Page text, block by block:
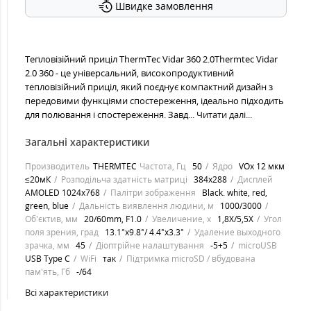
Швидке замовлення
Тепловізійний приціл ThermTec Vidar 360 2.0Thermtec Vidar
2.0 360 - це універсальний, високопродуктивний
тепловізійний приціл, який поєднує компактний дизайн з
передовими функціями спостереження, ідеально підходить
для полювання і спостереження. Завд... Читати далі...
Загальні характеристики
Производитель THERMTEC Частота, Гц 50 Ядро VOx 12 мкм
≤20мК
Розподільча здатність матриці 384x288
Дисплей
AMOLED 1024x768
Палітри зображення
Black. white, red,
green, blue
Дальність виявлення людини, м
1000/3000
Об'єктив, мм 20/60mm, F1.0 Увеличение, х 1,8X/5,5X
Угол
поля зрения, град 13.1°x9.8°/ 4.4°x3.3°
Удаление выходного
зрачка, мм 45 Діоптрійне налаштування -5+5
microUSB
USB Type C
WiFi так
Підтримка microSD / вбудована
пам'ять, Гб -/64
Всі характеристики